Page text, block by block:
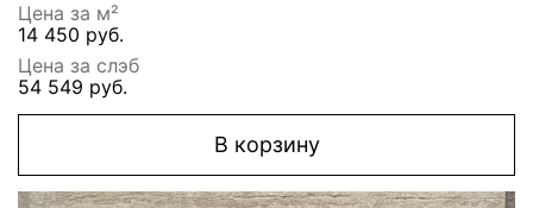
Цена за м²
14 450 руб.
Цена за слэб
54 549 руб.
В корзину